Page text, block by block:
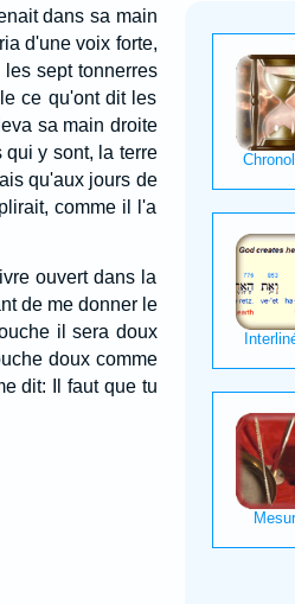
dans sa main
d'une voix forte,
les sept tonnerres
ce qu'ont dit les
sa main droite
y sont, la terre
qu'aux jours de
comme il l'a
ouvert dans la
de me donner le
il sera doux
doux comme
dit: Il faut que tu